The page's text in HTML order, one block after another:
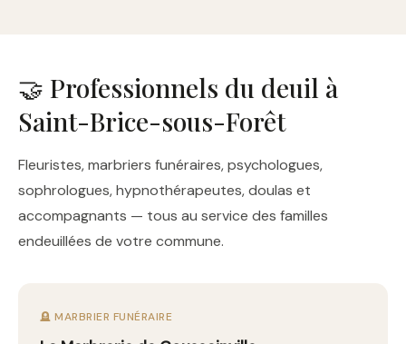
🤝 Professionnels du deuil à
Saint-Brice-sous-Forêt
Fleuristes, marbriers funéraires, psychologues,
sophrologues, hypnothérapeutes, doulas et
accompagnants — tous au service des familles
endeuillées de votre commune.
🪦 MARBRIER FUNÉRAIRE